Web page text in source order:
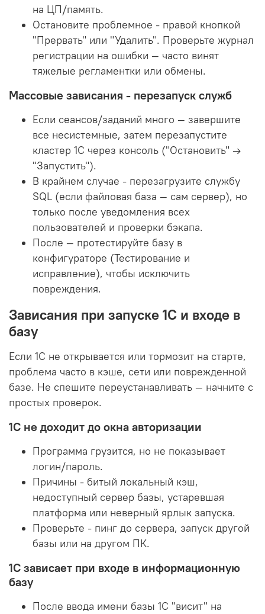
на ЦП/память.
Остановите проблемное - правой кнопкой
"Прервать" или "Удалить". Проверьте журнал
регистрации на ошибки — часто винят
тяжелые регламентки или обмены.
Массовые зависания - перезапуск служб
Если сеансов/заданий много — завершите
все несистемные, затем перезапустите
кластер 1С через консоль ("Остановить" →
"Запустить").
В крайнем случае - перезагрузите службу
SQL (если файловая база — сам сервер), но
только после уведомления всех
пользователей и проверки бэкапа.
После — протестируйте базу в
конфигураторе (Тестирование и
исправление), чтобы исключить
повреждения.
Зависания при запуске 1С и входе в
базу
Если 1С не открывается или тормозит на старте,
проблема часто в кэше, сети или поврежденной
базе. Не спешите переустанавливать — начните с
простых проверок.
1С не доходит до окна авторизации
Программа грузится, но не показывает
логин/пароль.
Причины - битый локальный кэш,
недоступный сервер базы, устаревшая
платформа или неверный ярлык запуска.
Проверьте - пинг до сервера, запуск другой
базы или на другом ПК.
1С зависает при входе в информационную
базу
После ввода имени базы 1С "висит" на